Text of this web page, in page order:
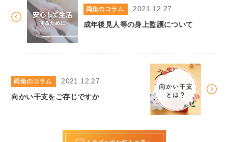
両角のコラム
2021.12.27
成年後見人等の身上監護について
両角のコラム
2021.12.27
向かい干支をご存じですか